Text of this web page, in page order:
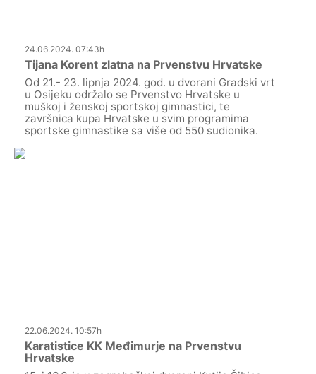
24.06.2024. 07:43h
Tijana Korent zlatna na Prvenstvu Hrvatske
Od 21.- 23. lipnja 2024. god. u dvorani Gradski vrt
u Osijeku održalo se Prvenstvo Hrvatske u
muškoj i ženskoj sportskoj gimnastici, te
završnica kupa Hrvatske u svim programima
sportske gimnastike sa više od 550 sudionika.
22.06.2024. 10:57h
Karatistice KK Međimurje na Prvenstvu
Hrvatske